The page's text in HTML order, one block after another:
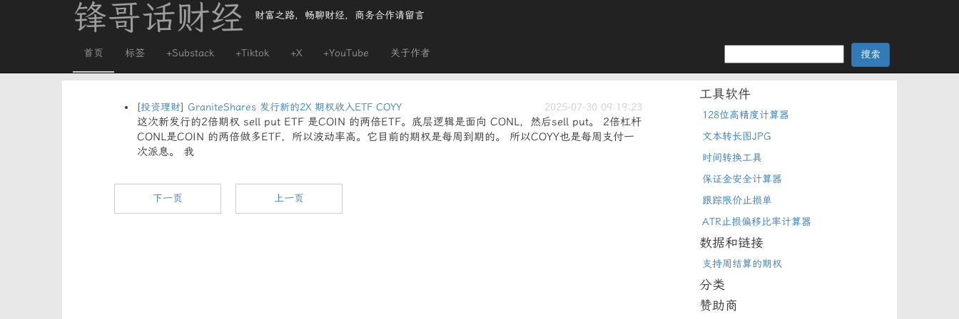
锋哥话财经 财富之路，畅聊财经，商务合作请留言
首页 标签 +Substack +Tiktok +X +YouTube 关于作者
[投资理财] GraniteShares 发行新的2X 期权收入ETF COYY 2025-07-30 09:19:23
这次新发行的2倍期权 sell put ETF 是COIN 的两倍ETF。底层逻辑是面向 CONL，然后sell put。 2倍杠杆
CONL是COIN 的两倍做多ETF，所以波动率高。它目前的期权是每周到期的。 所以COYY也是每周支付一
次派息。 我
下一页 上一页
工具软件
128位高精度计算器
文本转长图JPG
时间转换工具
保证金安全计算器
跟踪限价止损单
ATR止损偏移比率计算器
数据和链接
支持周结算的期权
分类
赞助商